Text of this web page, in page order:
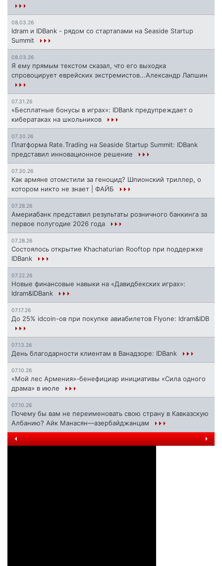
08.03.26
Idram и IDBank - рядом со стартапами на Seaside Startup
Summit
08.03.26
Я ему прямым текстом сказал, что его выходка
спровоцирует еврейских экстремистов...Александр Лапшин
07.31.26
«Бесплатные бонусы в играх»: IDBank предупреждает о
кибератаках на школьников
07.30.26
Платформа Rate.Trading на Seaside Startup Summit: IDBank
представил инновационное решение
07.30.26
Как армяне отомстили за геноцид? Шпионский триллер, о
котором никто не знает | ФАЙБ
07.28.26
Америабанк представил результаты розничного банкинга за
первое полугодие 2026 года
07.28.26
Состоялось открытие Khachaturian Rooftop при поддержке
IDBank
07.22.26
Новые финансовые навыки на «Давидбекских играх»:
Idram&IDBank
07.17.26
До 25% idcoin-ов при покупке авиабилетов Flyone: Idram&IDB
07.13.26
День благодарности клиентам в Ванадзоре: IDBank
07.10.26
«Мой лес Армения»-бенефициар инициативы «Сила одного
драма» в июле
07.10.26
Почему бы вам не переименовать свою страну в Кавказскую
Албанию? Айк Манасян—азербайджанцам